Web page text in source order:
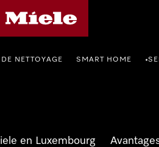
NETTOYAGE SMART HOME •
en Luxembourg